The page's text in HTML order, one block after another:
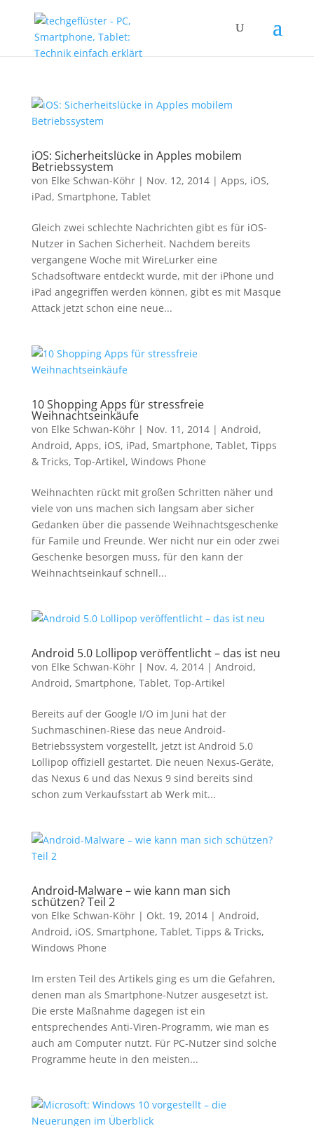
iOS: Sicherheitslücke in Apples mobilem
Betriebssystem
von Elke Schwan-Köhr| Nov. 12, 2014| Apps, iOS,
iPad, Smartphone, Tablet
Gleich zwei schlechte Nachrichten gibt es für iOS-
Nutzer in Sachen Sicherheit. Nachdem bereits
vergangene Woche mit WireLurker eine
Schadsoftware entdeckt wurde, mit der iPhone und
iPad angegriffen werden können, gibt es mit Masque
Attack jetzt schon eine neue...
10 Shopping Apps für stressfreie
Weihnachtseinkäufe
von Elke Schwan-Köhr| Nov. 11, 2014| Android,
Android, Apps, iOS, iPad, Smartphone, Tablet, Tipps
& Tricks, Top-Artikel, Windows Phone
Weihnachten rückt mit großen Schritten näher und
viele von uns machen sich langsam aber sicher
Gedanken über die passende Weihnachtsgeschenke
für Famile und Freunde. Wer nicht nur ein oder zwei
Geschenke besorgen muss, für den kann der
Weihnachtseinkauf schnell...
Android 5.0 Lollipop veröffentlicht – das ist neu
von Elke Schwan-Köhr| Nov. 4, 2014| Android,
Android, Smartphone, Tablet, Top-Artikel
Bereits auf der Google I/O im Juni hat der
Suchmaschinen-Riese das neue Android-
Betriebssystem vorgestellt, jetzt ist Android 5.0
Lollipop offiziell gestartet. Die neuen Nexus-Geräte,
das Nexus 6 und das Nexus 9 sind bereits sind
schon zum Verkaufsstart ab Werk mit...
Android-Malware – wie kann man sich
schützen? Teil 2
von Elke Schwan-Köhr| Okt. 19, 2014| Android,
Android, iOS, Smartphone, Tablet, Tipps & Tricks,
Windows Phone
Im ersten Teil des Artikels ging es um die Gefahren,
denen man als Smartphone-Nutzer ausgesetzt ist.
Die erste Maßnahme dagegen ist ein
entsprechendes Anti-Viren-Programm, wie man es
auch am Computer nutzt. Für PC-Nutzer sind solche
Programme heute in den meisten...